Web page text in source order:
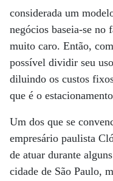
considerada um
negócios baseia-se no
muito caro. Então,
possível dividir seu
diluindo os custos
que é o
Um dos que se
empresário paulista
de atuar durante
cidade de São Paulo,